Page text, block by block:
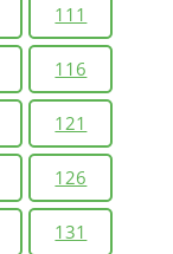
111
116
121
126
131